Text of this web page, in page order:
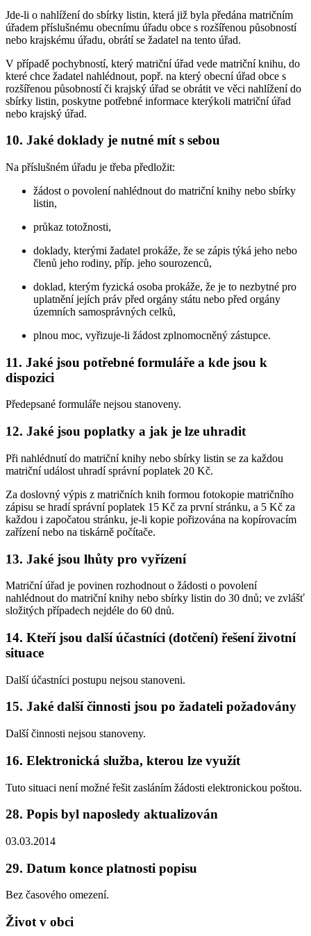
Jde-li o nahlížení do sbírky listin, která již byla předána matričním
úřadem příslušnému obecnímu úřadu obce s rozšířenou působností
nebo krajskému úřadu, obrátí se žadatel na tento úřad.
V případě pochybností, který matriční úřad vede matriční knihu, do
které chce žadatel nahlédnout, popř. na který obecní úřad obce s
rozšířenou působností či krajský úřad se obrátit ve věci nahlížení do
sbírky listin, poskytne potřebné informace kterýkoli matriční úřad
nebo krajský úřad.
10. Jaké doklady je nutné mít s sebou
Na příslušném úřadu je třeba předložit:
žádost o povolení nahlédnout do matriční knihy nebo sbírky
listin,
průkaz totožnosti,
doklady, kterými žadatel prokáže, že se zápis týká jeho nebo
členů jeho rodiny, příp. jeho sourozenců,
doklad, kterým fyzická osoba prokáže, že je to nezbytné pro
uplatnění jejích práv před orgány státu nebo před orgány
územních samosprávných celků,
plnou moc, vyřizuje-li žádost zplnomocněný zástupce.
11. Jaké jsou potřebné formuláře a kde jsou k
dispozici
Předepsané formuláře nejsou stanoveny.
12. Jaké jsou poplatky a jak je lze uhradit
Při nahlédnutí do matriční knihy nebo sbírky listin se za každou
matriční událost uhradí správní poplatek 20 Kč.
Za doslovný výpis z matričních knih formou fotokopie matričního
zápisu se hradí správní poplatek 15 Kč za první stránku, a 5 Kč za
každou i započatou stránku, je-li kopie pořizována na kopírovacím
zařízení nebo na tiskárně počítače.
13. Jaké jsou lhůty pro vyřízení
Matriční úřad je povinen rozhodnout o žádosti o povolení
nahlédnout do matriční knihy nebo sbírky listin do 30 dnů; ve zvlášť
složitých případech nejdéle do 60 dnů.
14. Kteří jsou další účastníci (dotčení) řešení životní
situace
Další účastníci postupu nejsou stanoveni.
15. Jaké další činnosti jsou po žadateli požadovány
Další činnosti nejsou stanoveny.
16. Elektronická služba, kterou lze využít
Tuto situaci není možné řešit zasláním žádosti elektronickou poštou.
28. Popis byl naposledy aktualizován
03.03.2014
29. Datum konce platnosti popisu
Bez časového omezení.
Život v obci